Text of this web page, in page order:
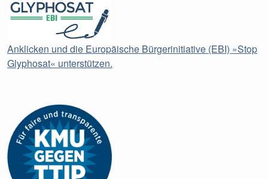
Anklicken und die Europäische Bürgerinitiative (EBI) »Stop
Glyphosat« unterstützen.